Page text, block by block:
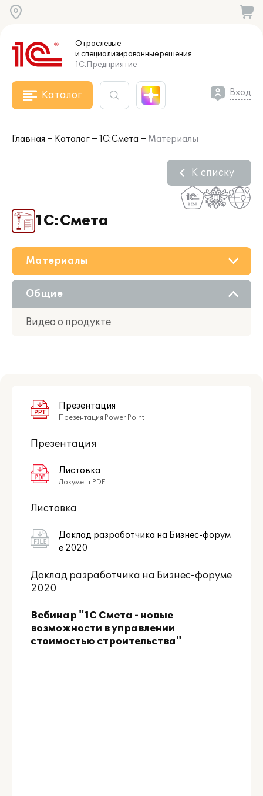
Отраслевые
и специализированныерешения
1С:Предприятие
Каталог Вход
Главная Каталог 1С:Смета Материалы
1С:Смета
К списку
О решении
Приобретение
Материалы
Общие
Видео о продукте
Презентация
Презентация Power Point
Презентация
Листовка
Документ PDF
Листовка
Доклад разработчика на Бизнес-форум
е 2020
Доклад разработчика на Бизнес-форуме
2020
Вебинар "1С Смета - новые
возможности в управлении
стоимостью строительства"